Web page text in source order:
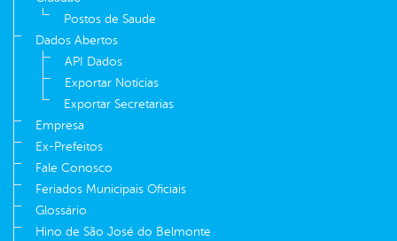
Postos de Saude
Dados Abertos
API Dados
Exportar Notícias
Exportar Secretarias
Empresa
Ex-Prefeitos
Fale Conosco
Feriados Municipais Oficiais
Glossário
Hino de São José do Belmonte